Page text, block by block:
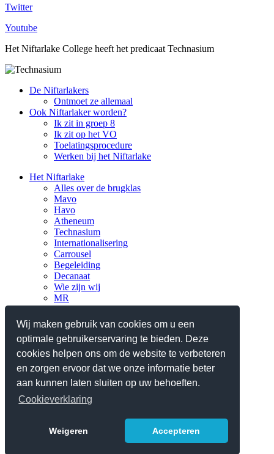
Wij maken gebruik van cookies om u een
optimale gebruikerservaring te bieden. Deze
cookies helpen ons om de website te verbeteren
en zorgen ervoor dat we onze informatie beter
aan kunnen laten sluiten op uw behoeften.
Cookieverklaring
Weigeren Accepteren
Twitter
Youtube
Het Niftarlake College heeft het predicaat Technasium
De Niftarlakers
Ontmoet ze allemaal
Ook Niftarlaker worden?
Ik zit in groep 8
Ik zit op het VO
Toelatingsprocedure
Werken bij het Niftarlake
Het Niftarlake
Alles over de brugklas
Mavo
Havo
Atheneum
Technasium
Internationalisering
Carrousel
Begeleiding
Decanaat
Wie zijn wij
MR
Verantwoording
Nieuws
Praktisch
Planningen en lestijden
Ziek, absent en verlof
Reglementen/protocollen
Schoolgids 2025-2026
Contact
Webshop iPad